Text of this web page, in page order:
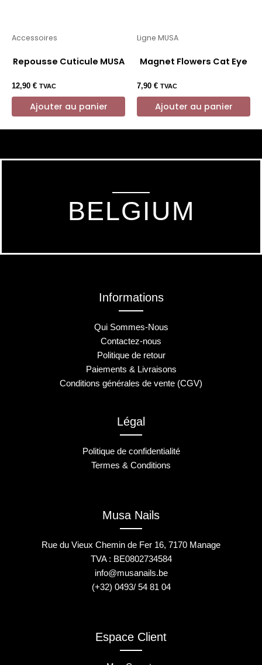
Accessoires
Repousse Cuticule MUSA
12,90 € TVAC
Ajouter au panier
Ligne MUSA
Magnet Flowers Cat Eye
7,90 € TVAC
Ajouter au panier
BELGIUM
Informations
Qui Sommes-Nous
Contactez-nous
Politique de retour
Paiements & Livraisons
Conditions générales de vente (CGV)
Légal
Politique de confidentialité
Termes & Conditions
Musa Nails
Rue du Vieux Chemin de Fer 16, 7170 Manage
TVA : BE0802734584
info@musanails.be
(+32) 0493/ 54 81 04
Espace Client